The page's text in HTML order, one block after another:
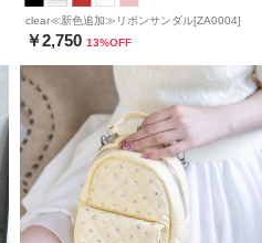
clear≪新色追加≫リボンサンダル[ZA0004]
￥2,750 13%OFF